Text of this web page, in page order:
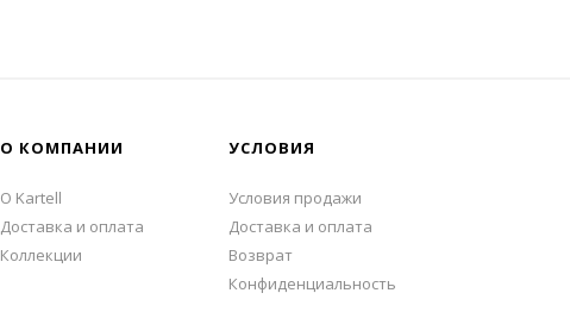
О КОМПАНИИ
О Kartell
Доставка и оплата
Коллекции
УСЛОВИЯ
Условия продажи
Доставка и оплата
Возврат
Конфиденциальность